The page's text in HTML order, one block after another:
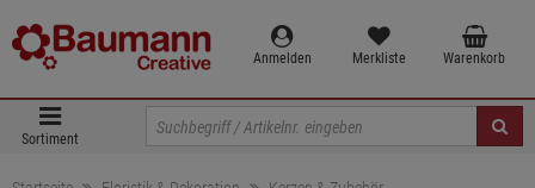
Anmelden Merkliste Warenkorb
Sortiment